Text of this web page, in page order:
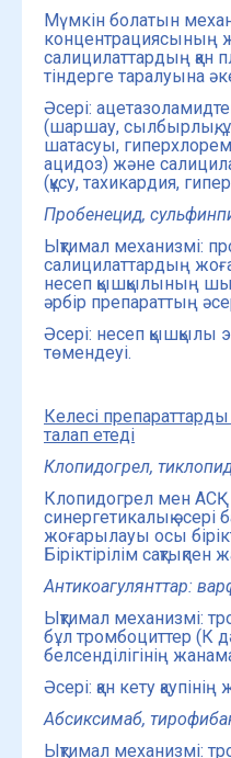
Мүмкін болатын
концентрациясының
салицилаттардың қан
тіндерге таралуына
Әсері:
(шаршау, сылбырлық,
шатасуы,
ацидоз) және
(құсу, тахикардия,
Пробенецид,
Ықтимал механизмі:
салицилаттардың
несеп қышқылының
әрбір препараттың
Әсері: несеп
төмендеуі.
Келесі препараттарды
талап етеді
Клопидогрел,
Клопидогрел мен АСҚ
синергетикалық әсері
жоғарылауы осы
Біріктірілім сақтықпен
Антикоагулянттар:
Ықтимал механизмі:
бұл тромбоциттер (К
белсенділігінің
Әсері: қан кету
Абсиксимаб,
Ықтимал механизмі: